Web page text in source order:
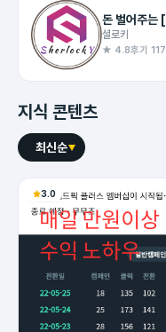
셜로키
★ 4.8후기 117
지식 콘텐츠
최신순
3.0